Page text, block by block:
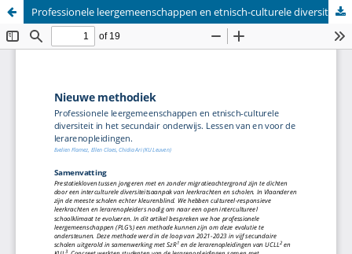
Professionele leergemeenschappen en etnisch-culturele diversiteit in het secundair onderwijs. Lessen van en voor de lerarenopleidingen.